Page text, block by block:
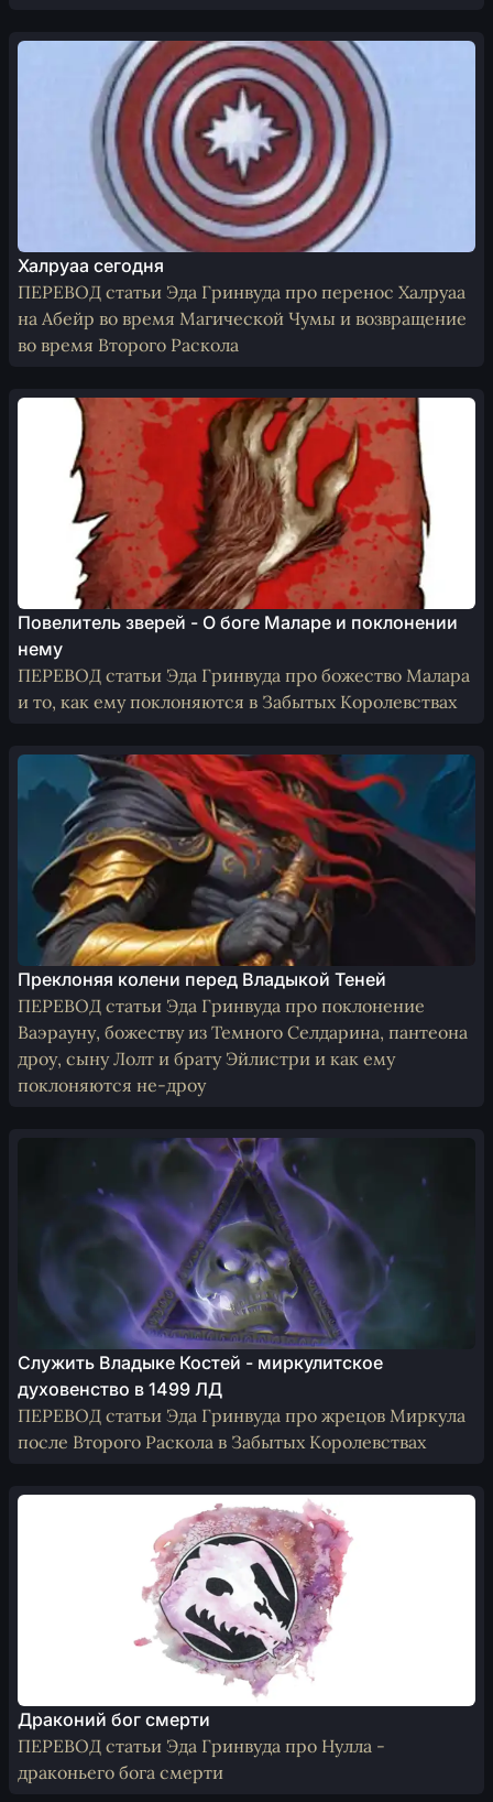
Халруаа сегодня
ПЕРЕВОД статьи Эда Гринвуда про перенос Халруаа
на Абейр во время Магической Чумы и возвращение
во время Второго Раскола
Повелитель зверей - О боге Маларе и поклонении
нему
ПЕРЕВОД статьи Эда Гринвуда про божество Малара
и то, как ему поклоняются в Забытых Королевствах
Преклоняя колени перед Владыкой Теней
ПЕРЕВОД статьи Эда Гринвуда про поклонение
Ваэрауну, божеству из Темного Селдарина, пантеона
дроу, сыну Лолт и брату Эйлистри и как ему
поклоняются не-дроу
Служить Владыке Костей - миркулитское
духовенство в 1499 ЛД
ПЕРЕВОД статьи Эда Гринвуда про жрецов Миркула
после Второго Раскола в Забытых Королевствах
Драконий бог смерти
ПЕРЕВОД статьи Эда Гринвуда про Нулла -
драконьего бога смерти